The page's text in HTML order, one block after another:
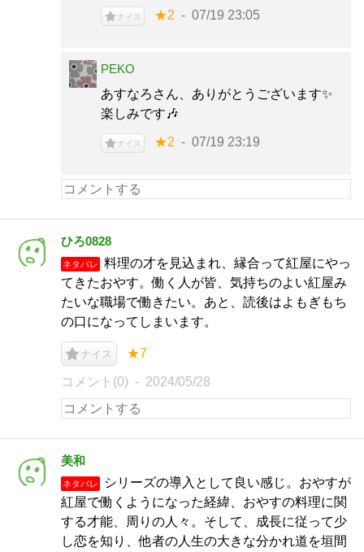
ナイス ★2 07/19 23:05
PEKO
あすなろさん、ありがとうございます✨
楽しみです🎶
ナイス ★2 07/19 23:19
ひろ0828
ネタバレ
料理の才を見込まれ、縁合って紅屋にやっ
てきたおやす。働く人が皆、気持ちのよい紅屋み
たいな職場で働きたい。あと、読後はよもぎもち
の口になってしまいます。
ナイス ★7
コメント(0) 2024/05/28
美和
ネタバレ
シリーズの導入として良い感じ。おやすが
紅屋で働くようになった経緯、おやすの料理に関
する才能、周りの人々。そして、成長に従って少
し恋を知り、他者の人生の大きな分かれ道を垣間